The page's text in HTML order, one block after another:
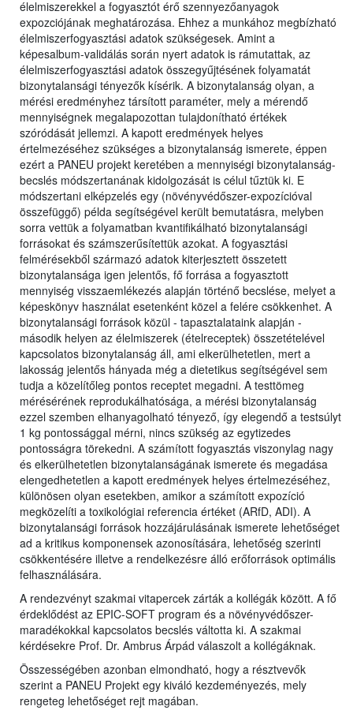
élelmiszerekkel a fogyasztót érő szennyezőanyagok
expozciójának meghatározása. Ehhez a munkához megbízható
élelmiszerfogyasztási adatok szükségesek. Amint a
képesalbum-validálás során nyert adatok is rámutattak, az
élelmiszerfogyasztási adatok összegyűjtésének folyamatát
bizonytalansági tényezők kísérik. A bizonytalanság olyan, a
mérési eredményhez társított paraméter, mely a mérendő
mennyiségnek megalapozottan tulajdonítható értékek
szóródását jellemzi. A kapott eredmények helyes
értelmezéséhez szükséges a bizonytalanság ismerete, éppen
ezért a PANEU projekt keretében a mennyiségi bizonytalanság-
becslés módszertanának kidolgozását is célul tűztük ki. E
módszertani elképzelés egy (növényvédőszer-expozícióval
összefüggő) példa segítségével került bemutatásra, melyben
sorra vettük a folyamatban kvantifikálható bizonytalansági
forrásokat és számszerűsítettük azokat. A fogyasztási
felmérésekből származó adatok kiterjesztett összetett
bizonytalansága igen jelentős, fő forrása a fogyasztott
mennyiség visszaemlékezés alapján történő becslése, melyet a
képeskönyv használat esetenként közel a felére csökkenhet. A
bizonytalansági források közül - tapasztalataink alapján -
második helyen az élelmiszerek (ételreceptek) összetételével
kapcsolatos bizonytalanság áll, ami elkerülhetetlen, mert a
lakosság jelentős hányada még a dietetikus segítségével sem
tudja a közelítőleg pontos receptet megadni. A testtömeg
mérésérének reprodukálhatósága, a mérési bizonytalanság
ezzel szemben elhanyagolható tényező, így elegendő a testsúlyt
1 kg pontossággal mérni, nincs szükség az egytizedes
pontosságra törekedni. A számított fogyasztás viszonylag nagy
és elkerülhetetlen bizonytalanságának ismerete és megadása
elengedhetetlen a kapott eredmények helyes értelmezéséhez,
különösen olyan esetekben, amikor a számított expozíció
megközelíti a toxikológiai referencia értéket (ARfD, ADI). A
bizonytalansági források hozzájárulásának ismerete lehetőséget
ad a kritikus komponensek azonosítására, lehetőség szerinti
csökkentésére illetve a rendelkezésre álló erőforrások optimális
felhasználására.
A rendezvényt szakmai vitapercek zárták a kollégák között. A fő
érdeklődést az EPIC-SOFT program és a növényvédőszer-
maradékokkal kapcsolatos becslés váltotta ki. A szakmai
kérdésekre Prof. Dr. Ambrus Árpád válaszolt a kollégáknak.
Összességében azonban elmondható, hogy a résztvevők
szerint a PANEU Projekt egy kiváló kezdeményezés, mely
rengeteg lehetőséget rejt magában.